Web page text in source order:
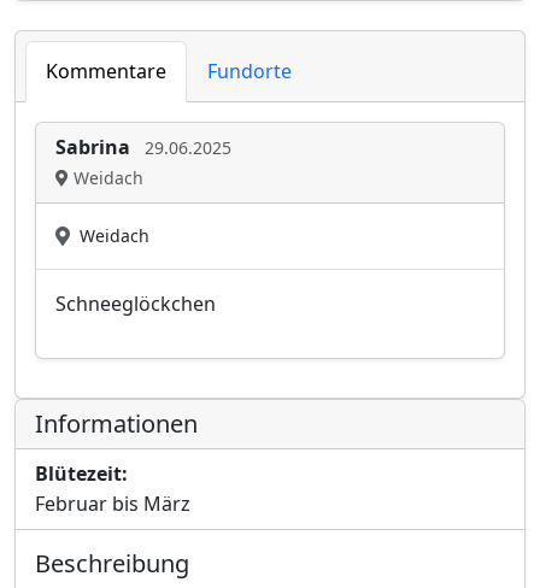
Kommentare Fundorte
Sabrina
29.06.2025
Weidach
Weidach
Schneeglöckchen
Informationen
Blütezeit:
Februar bis März
Beschreibung